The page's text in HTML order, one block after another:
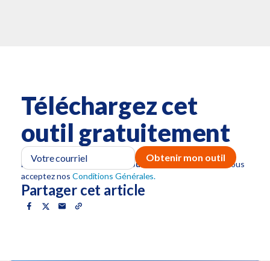
Téléchargez cet
outil gratuitement
En cliquant sur Obtenir mon outil, vous confirmez que vous
acceptez nos Conditions Générales.
Partager cet article